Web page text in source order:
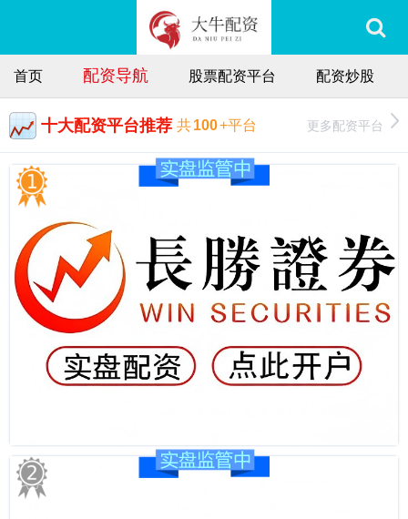
首页 配资导航 股票配资平台 配资炒股
十大配资平台推荐 共100+平台 更多配资平台